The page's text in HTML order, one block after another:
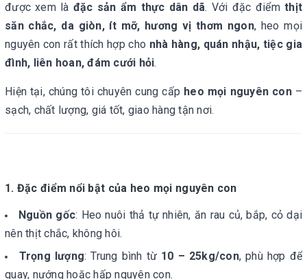
được xem là đặc sản ẩm thực dân dã. Với đặc điểmthịt
săn chắc, da giòn, ít mỡ, hương vị thơm ngon, heo mọi
nguyên con rất thích hợp cho nhà hàng, quán nhậu, tiệc gia
đình, liên hoan, đám cưới hỏi.
Hiện tại, chúng tôi chuyên cung cấp heo mọi nguyên con–
sạch, chất lượng, giá tốt, giao hàng tận nơi.
1. Đặc điểm nổi bật của heo mọi nguyên con
Nguồn gốc: Heo nuôi thả tự nhiên, ăn rau củ, bắp, cỏ dại
nên thịt chắc, không hôi.
Trọng lượng: Trung bình từ 10 – 25kg/con, phù hợp để
quay, nướng hoặc hấp nguyên con.